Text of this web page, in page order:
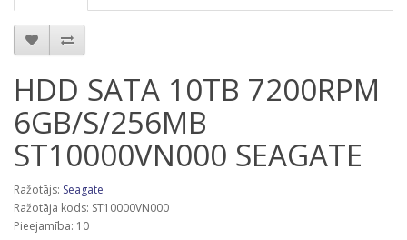
HDD SATA 10TB 7200RPM
6GB/S/256MB
ST10000VN000 SEAGATE
Ražotājs: Seagate
Ražotāja kods: ST10000VN000
Pieejamība: 10